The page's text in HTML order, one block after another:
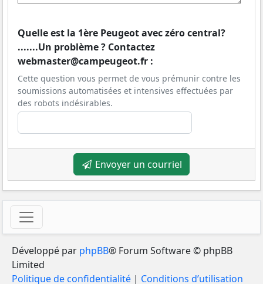
Quelle est la 1ère Peugeot avec zéro central?
.......Un problème ? Contactez
webmaster@campeugeot.fr :
Cette question vous permet de vous prémunir contre les
soumissions automatisées et intensives effectuées par
des robots indésirables.
Envoyer un courriel
Développé par phpBB® Forum Software © phpBB
Limited
Politique de confidentialité | Conditions d’utilisation